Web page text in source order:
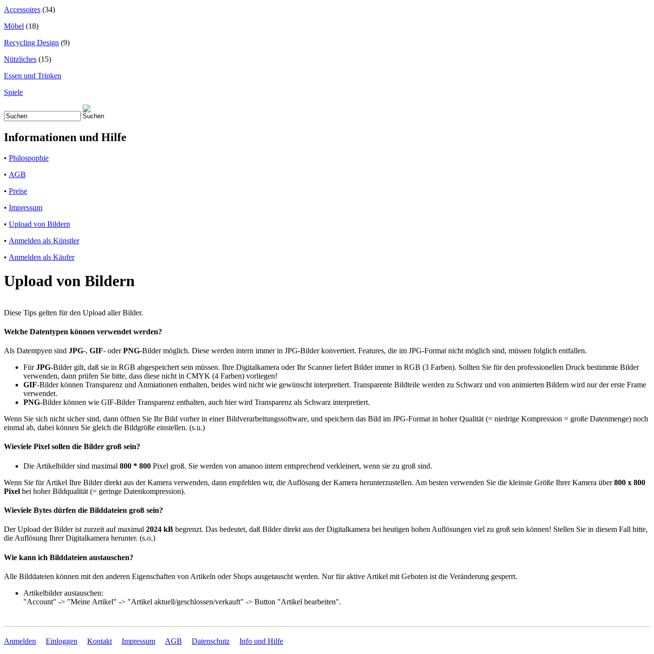
Accessoires (34)
Möbel (18)
Recycling Design (9)
Nützliches (15)
Essen und Trinken
Spiele
Informationen und Hilfe
• Philospophie
• AGB
• Preise
• Impressum
• Upload von Bildern
• Anmelden als Künstler
• Anmelden als Käufer
Upload von Bildern
Diese Tips gelten für den Upload aller Bilder.
Welche Datentypen können verwendet werden?
Als Datentpyen sind JPG-, GIF- oderPNG-Bilder möglich. Diese werden intern immer in JPG-Bilder konvertiert. Features, die im JPG-Format nicht möglich sind, müssen folglich entfallen.
FürJPG-Bilder gilt, daß sie in RGB abgespeichert sein müssen. Ihre Digitalkamera oder Ihr Scanner liefert Bilder immer in RGB (3 Farben). Sollten Sie für den professionellen Druck bestimmte Bilder
verwenden, dann prüfen Sie bitte, dass diese nicht in CMYK (4 Farben) vorliegen!
GIF-Bilder können Transparenz und Anmiationen enthalten, beides wird nicht wie gewünscht interpretiert. Transparente Bildteile werden zu Schwarz und von animierten Bildern wird nur der erste Frame
verwendet.
PNG-Bilder können wie GIF-Bilder Transparenz enthalten, auch hier wird Transparenz als Schwarz interpretiert.
Wenn Sie sich nicht sicher sind, dann öffnen Sie Ihr Bild vorher in einer Bildverarbeitungssoftware, und speichern das Bild im JPG-Format in hoher Qualität (= niedrige Kompression = große Datenmenge) noch
einmal ab, dabei können Sie gleich die Bildgröße einstellen. (s.u.)
Wieviele Pixel sollen die Bilder groß sein?
Die Artikelbilder sind maximal 800 * 800 Pixel groß. Sie werden von amanoo intern entsprechend verkleinert, wenn sie zu groß sind.
Wenn Sie für Artikel Ihre Bilder direkt aus der Kamera verwenden, dann empfehlen wir, die Auflösung der Kamera herunterzustellen. Am besten verwenden Sie die kleinste Größe Ihrer Kamera über800 x 800
Pixel bei hoher Bildqualität (= geringe Datenkompression).
Wieviele Bytes dürfen die Bilddateien groß sein?
Der Upload der Bilder ist zurzeit auf maximal 2024 kB begrenzt. Das bedeutet, daß Bilder direkt aus der Digitalkamera bei heutigen hohen Auflösungen viel zu groß sein können! Stellen Sie in diesem Fall bitte,
die Auflösung Ihrer Digitalkamera herunter. (s.o.)
Wie kann ich Bilddateien austauschen?
Alle Bilddateien können mit den anderen Eigenschaften von Artikeln oder Shops ausgetauscht werden. Nur für aktive Artikel mit Geboten ist die Veränderung gesperrt.
Artikelbilder austauschen:
"Account" -> "Meine Artikel" -> "Artikel aktuell/geschlossen/verkauft" -> Button "Artikel bearbeiten".
Anmelden Einloggen Kontakt Impressum AGB Datenschutz Info und Hilfe